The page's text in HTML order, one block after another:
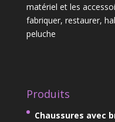
matériel et les
fabriquer, restaurer,
peluche
Produits
Chaussures avec